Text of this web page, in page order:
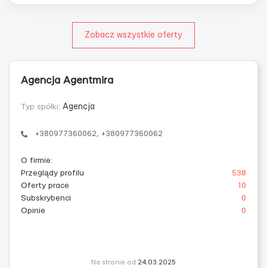
Zobacz wszystkie oferty
Agencja Agentmira
Typ spółki: Agencja
+380977360062, +380977360062
O firmie:
Przeglądy profilu
538
Oferty prace
10
Subskrybenci
0
Opinie
0
Na stronie od 24.03.2025